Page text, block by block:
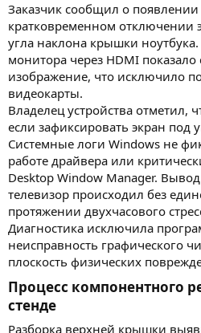
Заказчик сообщил о
кратковременном отключении
угла наклона крышки
монитора через HDMI показало
изображение, что исключило
видеокарты.
Владелец устройства отметил,
если зафиксировать экран под
Системные логи Windows не
работе драйвера или
Desktop Window Manager.
телевизор происходил без
протяжении двухчасового
Диагностика исключила
неисправность графического
плоскость физических
Процесс компонентного
стенде​
Разборка верхней крышки